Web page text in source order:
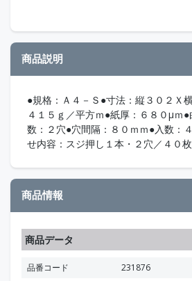
商品説明
●規格：Ａ４－Ｓ●寸法：縦３０２Ｘ
４１５ｇ／平方ｍ●紙厚：６８０μｍ
数：２穴●穴間隔：８０ｍｍ●入数：
せ内容：スジ押し１本・２穴／４０枚
商品情報
商品データ
品番コード
231876